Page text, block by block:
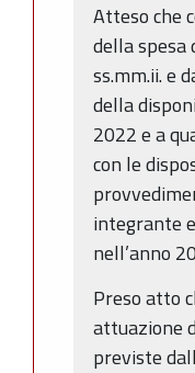
Atteso che
della spesa
ss.mm.ii. e
della
2022 e a
con le
integrante
nell’anno
Preso atto
attuazione
previste